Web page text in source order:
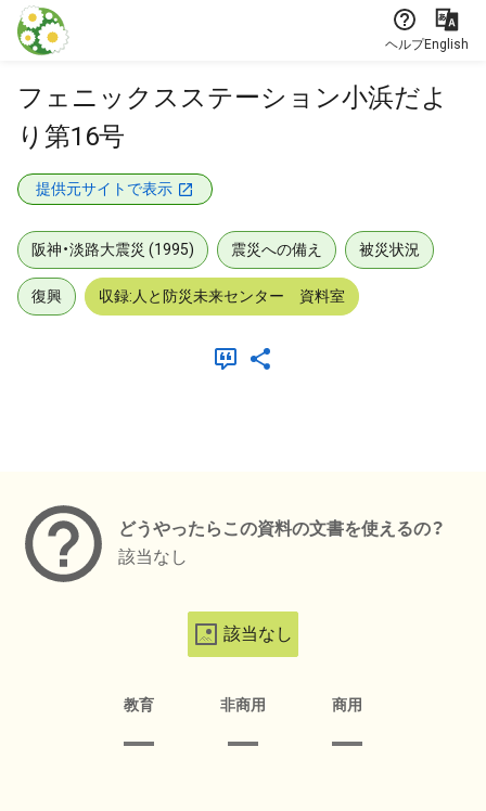
本文に飛ぶ
ヘルプEnglish
フェニックスステーション小浜だよ
り第16号
提供元サイトで表示
阪神・淡路大震災 (1995) 震災への備え 被災状況
復興 収録:人と防災未来センター 資料室
どうやったらこの資料の文書を使えるの？
該当なし
該当なし
教育 非商用 商用